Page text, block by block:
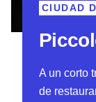
CIUDAD
A un corto
de